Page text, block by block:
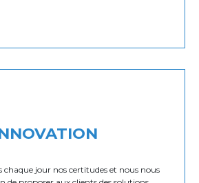
chaque jour nos certitudes et nous nous